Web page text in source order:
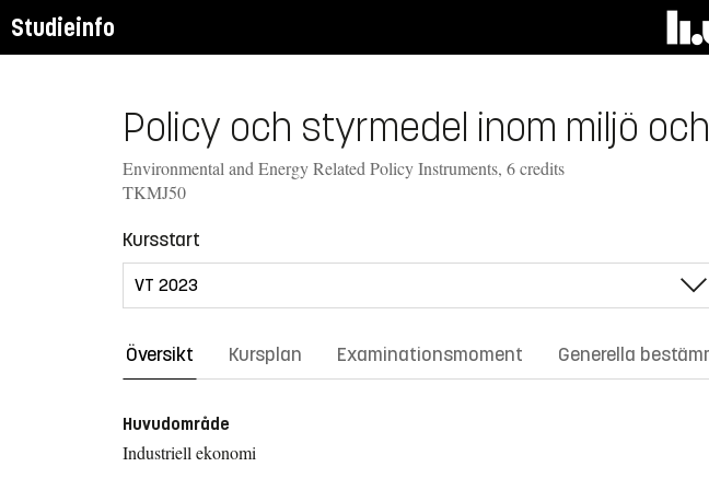
Studieinfo
Policy och styrmedel inom miljö
Environmental and Energy Related Policy Instruments, 6 credits
TKMJ50
Kursstart
Översikt Kursplan Examinationsmoment Generella
Huvudområde
Industriell ekonomi